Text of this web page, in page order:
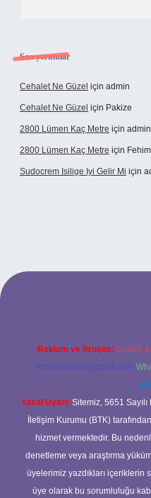
Son yorumlar
Cehalet Ne Güzel için admin
Cehalet Ne Güzel için Pakize
2800 Lümen Kaç Metre için admin
2800 Lümen Kaç Metre için
Sudocrem Isilige Iyi Gelir Mi için
bet giriş
Reklam ve İletişim: E-mail:
forumhizmeti@gmail.com
Yasal Uyarı: Sitemiz, 5651
İletişim Kurumu (BTK)
hizmet vermektedir. Bu
denetleme veya araştırma
üyelerimiz yazdıkları içeriklerin
üye olarak bu sorumluluğu